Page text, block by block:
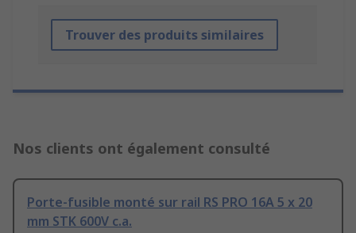
Trouver des produits similaires
Nos clients ont également consulté
Porte-fusible monté sur rail RS PRO 16A 5 x 20
mm STK 600V c.a.